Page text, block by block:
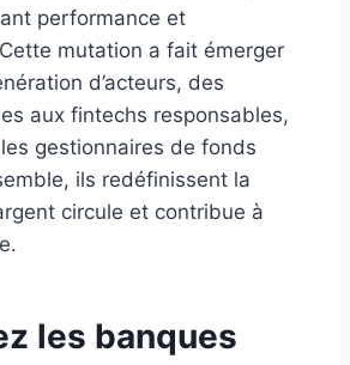
performance et
mutation a fait émerger
d’acteurs, des
aux fintechs responsables,
gestionnaires de fonds
ils redéfinissent la
circule et contribue à
les banques